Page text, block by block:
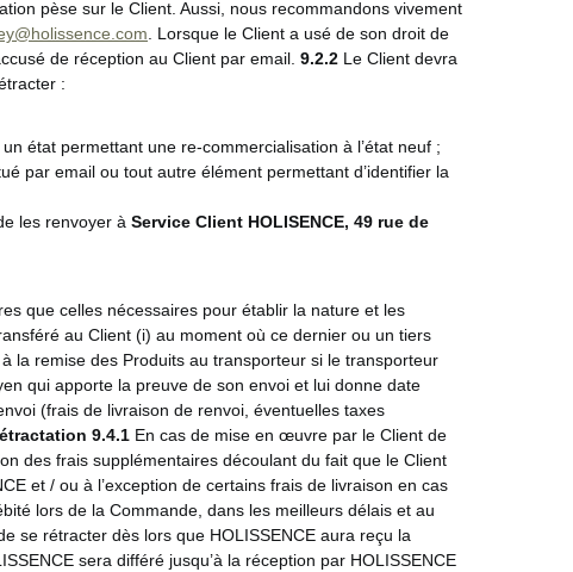
pèse sur le Client. Aussi, nous recommandons vivement
. Lorsque le Client a usé de son droit de
de réception au Client par email. 9.2.2 Le Client devra
:
état permettant une re-commercialisation à l’état neuf ;
par email ou tout autre élément permettant d’identifier la
les renvoyer à Service Client HOLISENCE, 49 rue de
que celles nécessaires pour établir la nature et les
au Client (i) au moment où ce dernier ou un tiers
la remise des Produits au transporteur si le transporteur
qui apporte la preuve de son envoi et lui donne date
(frais de livraison de renvoi, éventuelles taxes
9.4.1 En cas de mise en œuvre par le Client de
des frais supplémentaires découlant du fait que le Client
et / ou à l’exception de certains frais de livraison en cas
lors de la Commande, dans les meilleurs délais et au
se rétracter dès lors que HOLISSENCE aura reçu la
sera différé jusqu’à la réception par HOLISSENCE